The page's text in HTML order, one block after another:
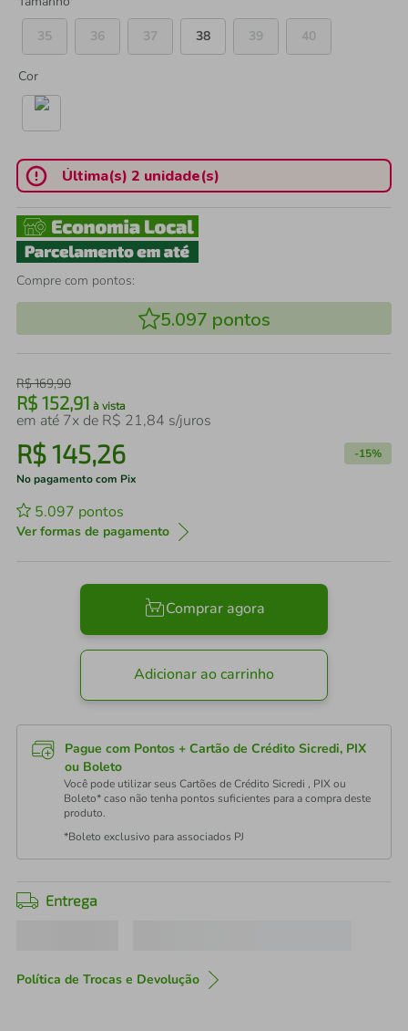
35
36 37 38 39 40
Cor
Última(s) 2 unidade(s)
Compre com pontos:
5.097 pontos
R$169,90
R$ 152,91 à vista
em até 7x de R$ 21,84 s/juros
R$145,26 -15%
No pagamento com Pix
5.097 pontos
Ver formas de pagamento
Comprar agora
Adicionar ao carrinho
Pague com Pontos + Cartão de Crédito Sicredi, PIX
ou Boleto
Você pode utilizar seus Cartões de Crédito Sicredi , PIX ou
Boleto* caso não tenha pontos suficientes para a compra deste
produto.
*Boleto exclusivo para associados PJ
Entrega
Política de Trocas e Devolução